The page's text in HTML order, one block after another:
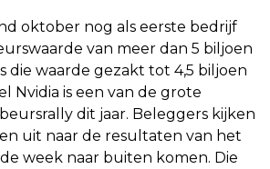
oktober nog als eerste bedrijf
van meer dan 5 biljoen
die waarde gezakt tot 4,5 biljoen
Nvidia is een van de grote
dit jaar. Beleggers kijken
uit naar de resultaten van het
week naar buiten komen. Die